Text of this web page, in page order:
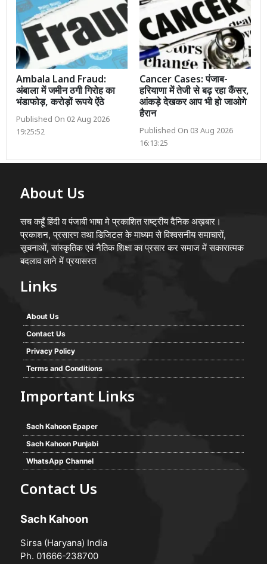
Ambala Land Fraud:
अंबाला में जमीन ठगी गिरोह का
भंडाफोड़, करोड़ों रूपये ऐंठे
Published On 02 Aug 2026
19:25:52
Cancer Cases: पंजाब-
हरियाणा में तेजी से बढ़ रहा कैंसर,
आंकड़े देखकर आप भी हो जाओगे
हैरान
Published On 03 Aug 2026
16:13:25
About Us
सच कहूँ हिंदी व पंजाबी भाषा मे प्रकाशित राष्ट्रीय दैनिक अख़बार।
प्रकाशन, प्रसारण तथा डिजिटल के माध्यम से विश्वसनीय समाचारों,
सूचनाओं, सांस्कृतिक एवं नैतिक शिक्षा का प्रसार कर समाज में सकारात्मक
बदलाव लाने में प्रयासरत
Links
About Us
Contact Us
Privacy Policy
Terms and Conditions
Important Links
Sach Kahoon Epaper
Sach Kahoon Punjabi
WhatsApp Channel
Contact Us
Sach Kahoon
Sirsa (Haryana) India
Ph. 01666-238700